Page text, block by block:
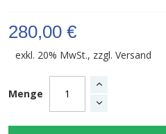
280,00 €
exkl. 20% MwSt., zzgl. Versand
Menge